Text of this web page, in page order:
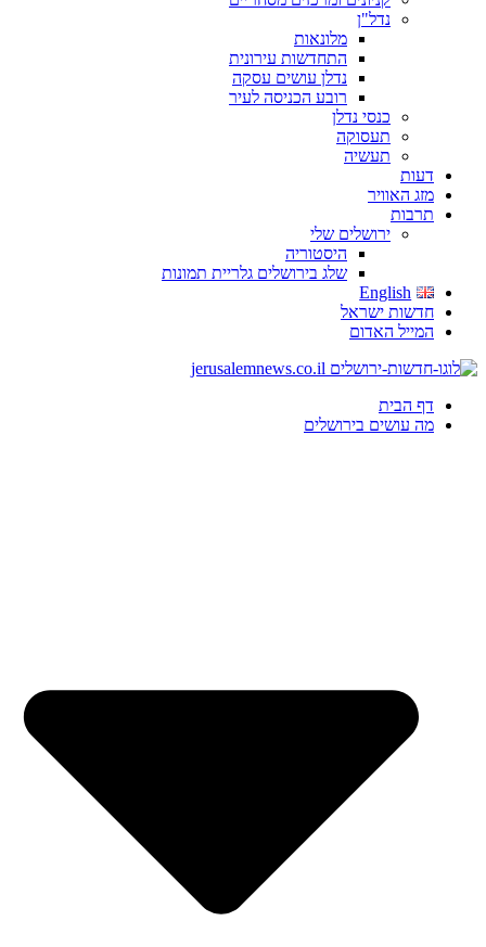
נדל"ן
מלונאות
התחדשות עירונית
נדלן עושים עסקה
רובע הכניסה לעיר
כנסי נדלן
תעסוקה
תעשיה
דעות
מזג האוויר
תרבות
ירושלים שלי
היסטוריה
שלג בירושלים גלריית תמונות
English
חדשות ישראל
המייל האדום
דף הבית
מה עושים בירושלים